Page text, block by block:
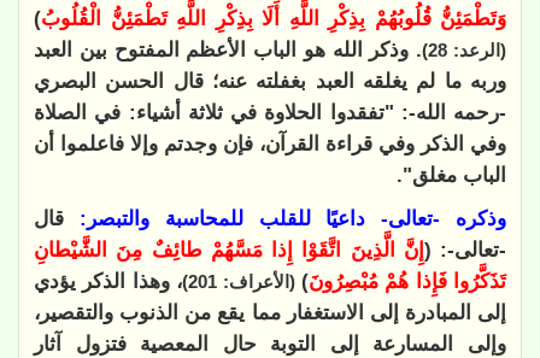
وَتَطْمَئِنُّ قُلُوبُهُمْ بِذِكْرِ اللَّهِ أَلَا بِذِكْرِ اللَّهِ تَطْمَئِنُّ الْقُلُوبُ)
(الرعد: 28)
. وذكر الله هو الباب الأعظم المفتوح بين العبد
وربه ما لم يغلقه العبد بغفلته عنه؛ قال الحسن البصري
-رحمه الله-: "تفقدوا الحلاوة في ثلاثة أشياء: في الصلاة
وفي الذكر وفي قراءة القرآن، فإن وجدتم وإلا فاعلموا أن
الباب مغلق".
وذكره -تعالى- داعيًا للقلب للمحاسبة والتبصر: قال
-تعالى-: (إِنَّ الَّذِينَ اتَّقَوْا إِذا مَسَّهُمْ طائِفٌ مِنَ الشَّيْطانِ
تَذَكَّرُوا فَإِذا هُمْ مُبْصِرُونَ)(الأعراف: 201)
، وهذا الذكر يؤدي
إلى المبادرة إلى الاستغفار مما يقع من الذنوب والتقصير،
وإلى المسارعة إلى التوبة حال المعصية فتزول آثار